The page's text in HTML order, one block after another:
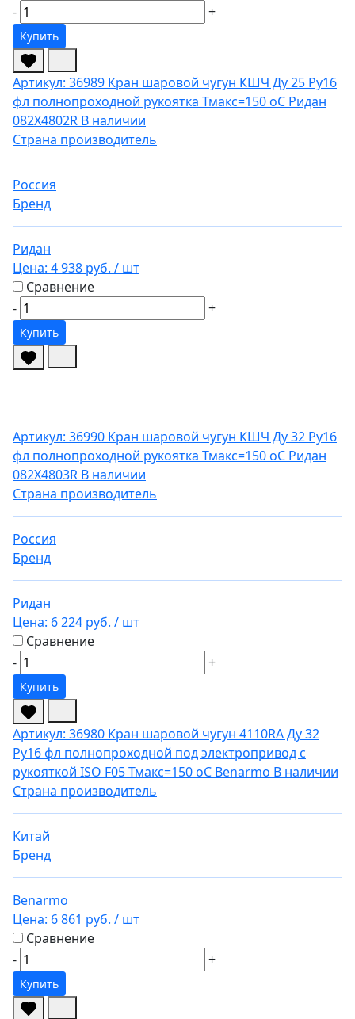
-
+
Купить
Артикул: 36989 Кран шаровой чугун КШЧ Ду 25 Ру16
фл полнопроходной рукоятка Тмакс=150 оС Ридан
082X4802R В наличии
Страна производитель
Россия
Бренд
Ридан
Цена: 4 938 руб. / шт
Сравнение
-
+
Купить
Артикул: 36990 Кран шаровой чугун КШЧ Ду 32 Ру16
фл полнопроходной рукоятка Тмакс=150 оС Ридан
082X4803R В наличии
Страна производитель
Россия
Бренд
Ридан
Цена: 6 224 руб. / шт
Сравнение
-
+
Купить
Артикул: 36980 Кран шаровой чугун 4110RA Ду 32
Ру16 фл полнопроходной под электропривод с
рукояткой ISO F05 Тмакс=150 оС Benarmo В наличии
Страна производитель
Китай
Бренд
Benarmo
Цена: 6 861 руб. / шт
Сравнение
-
+
Купить